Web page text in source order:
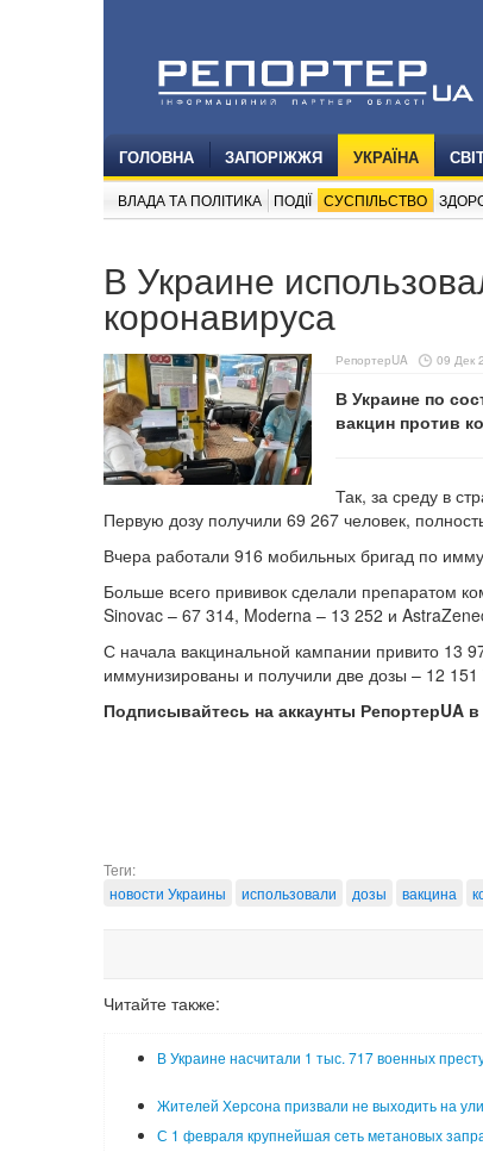
ГОЛОВНА ЗАПОРІЖЖЯ УКРАЇНА
ВЛАДА ТА ПОЛІТИКА ПОДІЇ СУСПІЛЬСТВО
В Украине
коронавируса
РепортерUA 09 Дек
В Украине по
вакцин против
Так, за среду в
Первую дозу получили 69 267 человек,
Вчера работали 916 мобильных бригад по
Больше всего прививок сделали препаратом
Sinovac – 67 314, Moderna – 13 252 и
С начала вакцинальной кампании привито 13
иммунизированы и получили две дозы – 12
Подписывайтесь на аккаунты РепортерUA
Теги:
новости Украины
использовали дозы вакцина
Читайте также:
В Украине насчитали 1 тыс. 717 военных
Жителей Херсона призвали не выходить на
С 1 февраля крупнейшая сеть метановых